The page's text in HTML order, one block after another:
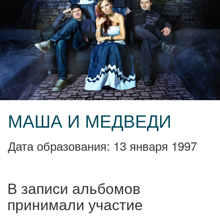
МАША И МЕДВЕДИ
Дата образования: 13 января 1997
В записи альбомов
принимали участие